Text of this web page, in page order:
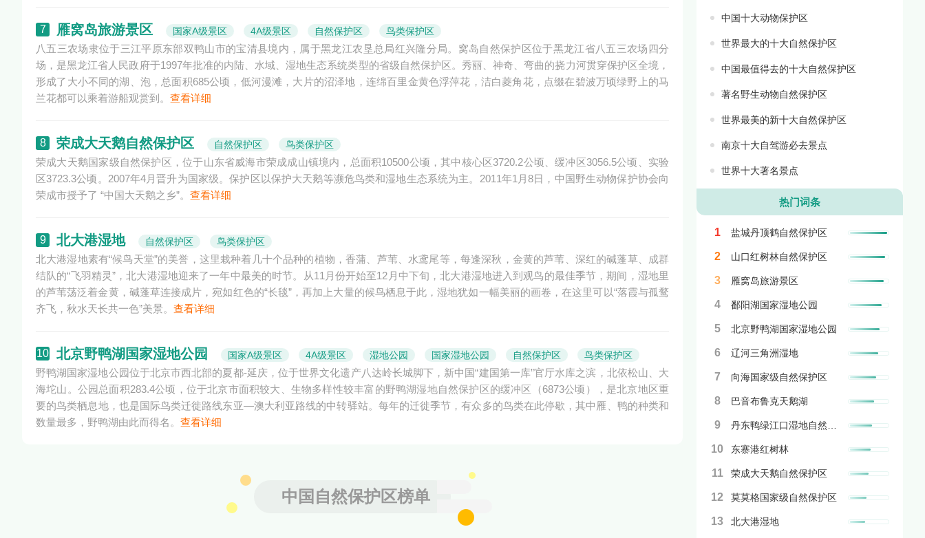
7 雁窝岛旅游景区 国家A级景区 4A级景区 自然保护区 鸟类保护区
八五三农场隶位于三江平原东部双鸭山市的宝清县境内，属于黑龙江农垦总局红兴隆分局。窝岛自然保护区位于黑龙江省八五三农场四分
场，是黑龙江省人民政府于1997年批准的内陆、水域、湿地生态系统类型的省级自然保护区。秀丽、神奇、弯曲的挠力河贯穿保护区全境，
形成了大小不同的湖、泡，总面积685公顷，低河漫滩，大片的沼泽地，连绵百里金黄色浮萍花，洁白菱角花，点缀在碧波万顷绿野上的马
兰花都可以乘着游船观赏到。 查看详细
8 荣成大天鹅自然保护区 自然保护区 鸟类保护区
荣成大天鹅国家级自然保护区，位于山东省威海市荣成成山镇境内，总面积10500公顷，其中核心区3720.2公顷、缓冲区3056.5公顷、实验
区3723.3公顷。2007年4月晋升为国家级。保护区以保护大天鹅等濒危鸟类和湿地生态系统为主。2011年1月8日，中国野生动物保护协会向
荣成市授予了 “中国大天鹅之乡”。 查看详细
9 北大港湿地 自然保护区 鸟类保护区
北大港湿地素有“候鸟天堂”的美誉，这里栽种着几十个品种的植物，香蒲、芦苇、水鸢尾等，每逢深秋，金黄的芦苇、深红的碱蓬草、成群
结队的“飞羽精灵”，北大港湿地迎来了一年中最美的时节。从11月份开始至12月中下旬，北大港湿地进入到观鸟的最佳季节，期间，湿地里
的芦苇荡泛着金黄，碱蓬草连接成片，宛如红色的“长毯”，再加上大量的候鸟栖息于此，湿地犹如一幅美丽的画卷，在这里可以“落霞与孤鹜
齐飞，秋水天长共一色”美景。 查看详细
10 北京野鸭湖国家湿地公园 国家A级景区 4A级景区 湿地公园 国家湿地公园 自然保护区 鸟类保护区
野鸭湖国家湿地公园位于北京市西北部的夏都-延庆，位于世界文化遗产八达岭长城脚下，新中国“建国第一库”官厅水库之滨，北依松山、大
海坨山。公园总面积283.4公顷，位于北京市面积较大、生物多样性较丰富的野鸭湖湿地自然保护区的缓冲区（6873公顷），是北京地区重
要的鸟类栖息地，也是国际鸟类迁徙路线东亚—澳大利亚路线的中转驿站。每年的迁徙季节，有众多的鸟类在此停歇，其中雁、鸭的种类和
数量最多，野鸭湖由此而得名。 查看详细
中国自然保护区榜单
中国十大动物保护区
世界最大的十大自然保护区
中国最值得去的十大自然保护区
著名野生动物自然保护区
世界最美的新十大自然保护区
南京十大自驾游必去景点
世界十大著名景点
热门词条
1 盐城丹顶鹤自然保护区
2 山口红树林自然保护区
3 雁窝岛旅游景区
4 鄱阳湖国家湿地公园
5 北京野鸭湖国家湿地公园
6 辽河三角洲湿地
7 向海国家级自然保护区
8 巴音布鲁克天鹅湖
9
10 东寨港红树林
11 荣成大天鹅自然保护区
12 莫莫格国家级自然保护区
13 北大港湿地